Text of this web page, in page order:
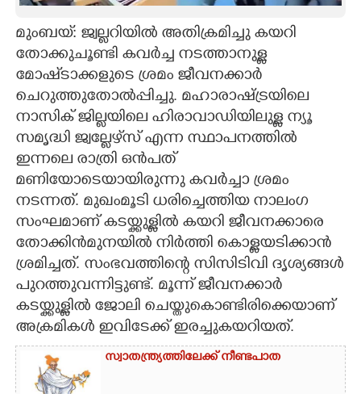
CARTOONS
LITERATURE
ZOOM
CONTACT US
മുംബയ്: ജ്വല്ലറിയിൽ അതിക്രമിച്ചു കയറി
തോക്കുചൂണ്ടി കവർച്ച നടത്താനുള്ള
മോഷ്‌ടാക്കളുടെ ശ്രമം ജീവനക്കാർ
ചെറുത്തുതോൽപ്പിച്ചു. മഹാരാഷ്ട്രയിലെ
നാസിക് ജില്ലയിലെ ഹിരാവാഡിയിലുള്ള ന്യൂ
സമൃദ്ധി ജ്വല്ലേഴ്‌സ് എന്ന സ്ഥാപനത്തിൽ
ഇന്നലെ രാത്രി ഒൻപത്
മണിയോടെയായിരുന്നു കവർച്ചാ ശ്രമം
നടന്നത്. മുഖംമൂടി ധരിച്ചെത്തിയ നാലംഗ
സംഘമാണ് കടയ്ക്കുള്ളിൽ കയറി ജീവനക്കാരെ
തോക്കിൻമുനയിൽ നിർത്തി കൊള്ളയടിക്കാൻ
ശ്രമിച്ചത്. സംഭവത്തിന്റെ സിസിടിവി ദൃശ്യങ്ങൾ
പുറത്തുവന്നിട്ടുണ്ട്. മൂന്ന് ജീവനക്കാർ
കടയ്ക്കുള്ളിൽ ജോലി ചെയ്തുകൊണ്ടിരിക്കെയാണ്
അക്രമികൾ ഇവിടേക്ക് ഇരച്ചുകയറിയത്.
സ്വാതന്ത്ര്യത്തിലേക്ക് നീണ്ടപാത